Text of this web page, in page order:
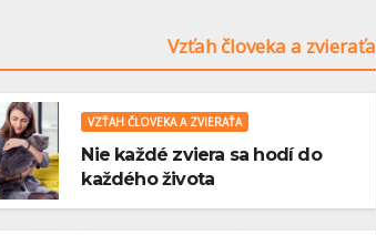
Vzťah človeka a zvieraťa
VZŤAH ČLOVEKA A ZVIERAŤA
Nie každé zviera sa hodí do
každého života